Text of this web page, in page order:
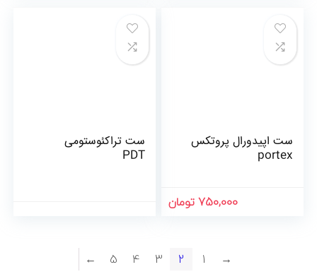
ست اپیدورال پروتکس
portex
750,000 تومان
ست تراکئوستومی
PDT
→
1
2
3
4
5
←